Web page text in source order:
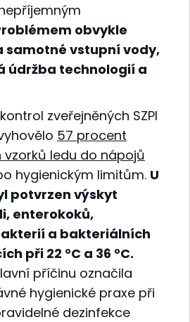
obvykle
samotné vstupní vody,
údržba technologií a
zveřejněných SZPI
57 procent
ledu do nápojů
hygienickým limitům. U
potvrzen výskyt
enterokoků,
a bakteriálních
při 22 °C a 36 °C.
příčinu označila
hygienické praxe při
dezinfekce